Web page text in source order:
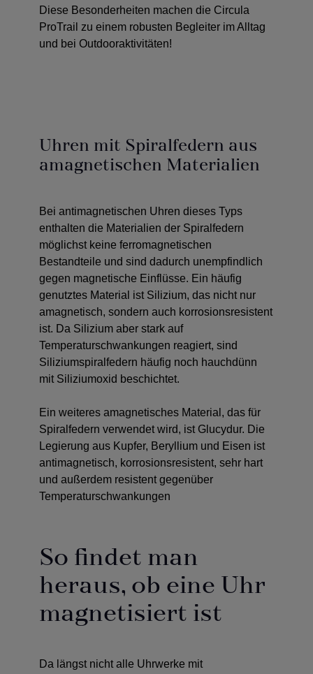
Diese Besonderheiten machen die Circula
ProTrail zu einem robusten Begleiter im Alltag
und bei Outdooraktivitäten!
Uhren mit Spiralfedern aus
amagnetischen Materialien
Bei antimagnetischen Uhren dieses Typs
enthalten die Materialien der Spiralfedern
möglichst keine ferromagnetischen
Bestandteile und sind dadurch unempfindlich
gegen magnetische Einflüsse. Ein häufig
genutztes Material ist Silizium, das nicht nur
amagnetisch, sondern auch korrosionsresistent
ist. Da Silizium aber stark auf
Temperaturschwankungen reagiert, sind
Siliziumspiralfedern häufig noch hauchdünn
mit Siliziumoxid beschichtet.
Ein weiteres amagnetisches Material, das für
Spiralfedern verwendet wird, ist Glucydur. Die
Legierung aus Kupfer, Beryllium und Eisen ist
antimagnetisch, korrosionsresistent, sehr hart
und außerdem resistent gegenüber
Temperaturschwankungen
So findet man
heraus, ob eine Uhr
magnetisiert ist
Da längst nicht alle Uhrwerke mit